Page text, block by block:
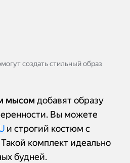
создать стильный образ
мысом добавят образу
Вы можете
и строгий костюм с
комплект идеально
будней.